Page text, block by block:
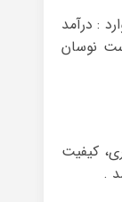
: درآمد
نوسان
کیفیت
.